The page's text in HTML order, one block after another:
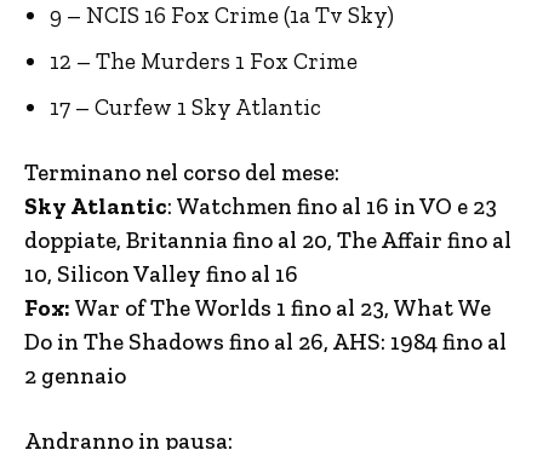
9 – NCIS 16 Fox Crime (1a Tv Sky)
12 – The Murders 1 Fox Crime
17 – Curfew 1 Sky Atlantic
Terminano nel corso del mese:
Sky Atlantic: Watchmen fino al 16 in VO e 23
doppiate, Britannia fino al 20, The Affair fino al
10, Silicon Valley fino al 16
Fox: War of The Worlds 1 fino al 23, What We
Do in The Shadows fino al 26, AHS: 1984 fino al
2 gennaio
Andranno in pausa: